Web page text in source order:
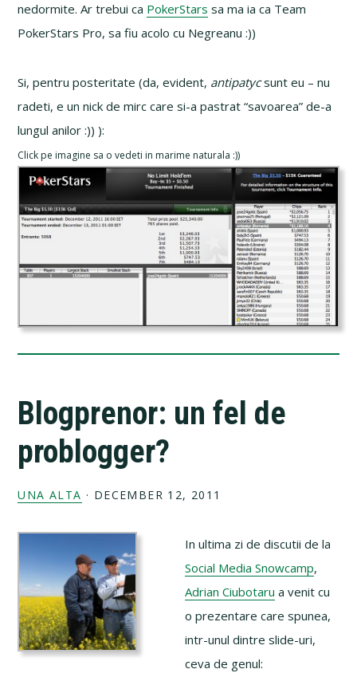
nedormite. Ar trebui ca PokerStars sa ma ia ca Team
PokerStars Pro, sa fiu acolo cu Negreanu :))
Si, pentru posteritate (da, evident, antipatycsunt eu – nu
radeti, e un nick de mirc care si-a pastrat “savoarea” de-a
lungul anilor :)) ):
Click pe imagine sa o vedeti in marime naturala :))
Blogprenor: un fel de
problogger?
UNA ALTA · DECEMBER 12, 2011
In ultima zi de discutii de la
Social Media Snowcamp,
Adrian Ciubotaru a venit cu
o prezentare care spunea,
intr-unul dintre slide-uri,
ceva de genul: